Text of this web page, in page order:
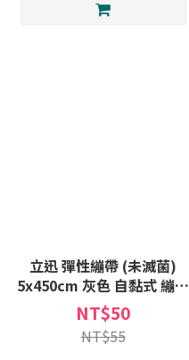
立迅 彈性繃帶 (未滅菌)
5x450cm 灰色 自黏式 繃帶
自黏 彈性 包紮 繃帶
NT$50
NT$55